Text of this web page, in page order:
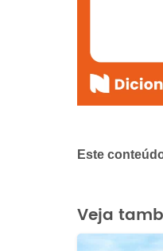
Este
Este
Este
Veja